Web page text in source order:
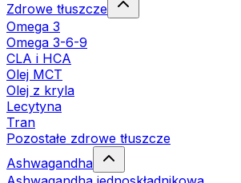
Zdrowe tłuszcze
Omega 3
Omega 3-6-9
CLA i HCA
Olej MCT
Olej z kryla
Lecytyna
Tran
Pozostałe zdrowe tłuszcze
Ashwagandha